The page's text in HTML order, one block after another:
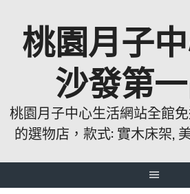
桃園月子
沙發第
桃園月子中心生活網站全館
的選物店，款式: 實木床架,